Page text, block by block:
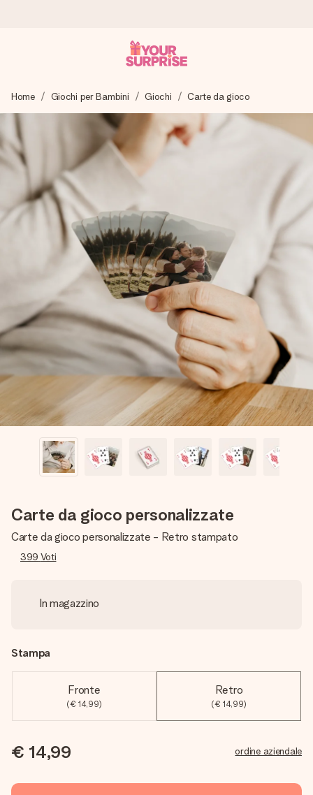
Prepariamo il tuo regalo con attenzione e lo spediamo in un
lampo – così potrai consegnarlo al momento giusto, quando
4,7 (basato su +15.000 recensioni)
I nostri regali ispirano. I clienti ci valutano 4,7 su Google
Reviews.
Biglietto d'auguri gratuito
Realizza qualcosa di unico in pochi passi – con il suo nome,
una tua foto o un messaggio che tocchi il cuore. Nessuna
complicazione, solo tanto amore per il momento perfetto.
Home Giochi per Bambini Giochi Carte da gioco
Carte da gioco personalizzate
Carte da gioco personalizzate - Retro stampato
399 Voti
In magazzino
Stampa
Fronte
(€ 14,99)
Retro
(€ 14,99)
€ 14,99 ordine aziendale